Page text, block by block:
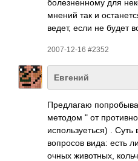
боле­знен­ному для
мнений так и
ведет, если не будет
2007-12-16 #2352
Евгений
Пред­лагаю
методом " от
испо­льзу­еться) . Суть
вопр­осов вида: есть
очных живо­тных,